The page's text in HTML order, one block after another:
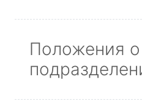
Положения о